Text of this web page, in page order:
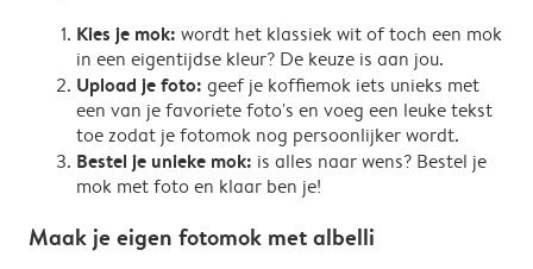
Kies je mok: wordt het klassiek wit of toch een mok
in een eigentijdse kleur? De keuze is aan jou.
Upload je foto: geef je koffiemok iets unieks met
een van je favoriete foto's en voeg een leuke tekst
toe zodat je fotomok nog persoonlijker wordt.
Bestel je unieke mok: is alles naar wens? Bestel je
mok met foto en klaar ben je!
Maak je eigen fotomok met albelli